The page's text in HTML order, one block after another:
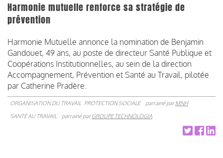
Harmonie mutuelle renforce sa stratégie de
prévention
Harmonie Mutuelle annonce la nomination de Benjamin
Gandouet, 49 ans, au poste de directeur Santé Publique et
Coopérations Institutionnelles, au sein de la direction
Accompagnement, Prévention et Santé au Travail, pilotée
par Catherine Pradère.
ORGANISATION DU TRAVAIL PROTECTION SOCIALE parrainé parMNH
SANTÉ AU TRAVAIL
parrainé parGROUPE TECHNOLOGIA